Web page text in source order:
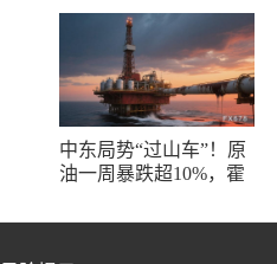
中东局势“过山车”！原
油一周暴跌超10%，霍
变数